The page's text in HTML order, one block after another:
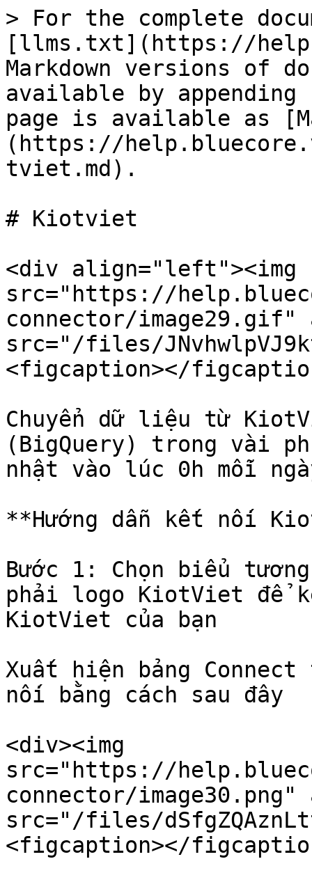
> For the complete
[llms.txt](https://
Markdown versions of
available by
page is available as
(https://
tviet.md).
# Kiotviet
<div align="left"><img
src="https://
connector/
src="/files/
<figcaption></
Chuyển dữ liệu từ
(BigQuery) trong vài
nhật vào lúc 0h mỗi
**Hướng dẫn kết nối
Bước 1: Chọn biểu
phải logo KiotViet để
KiotViet của bạn
Xuất hiện bảng
nối bằng cách sau đây
<div><img
src="https://
connector/
src="/files/
<figcaption></